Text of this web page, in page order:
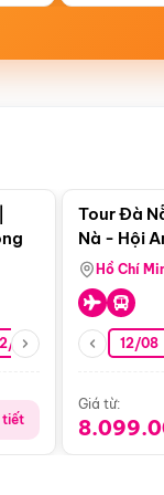
08 26/08 05/09
tiết
Tour Đà
Nà - Hội
Động
Hồ Chí
12/08
Giá từ: